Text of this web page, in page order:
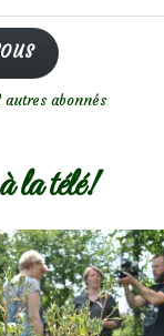
autres abonnés
la télé!